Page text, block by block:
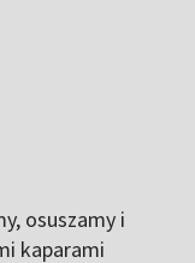
osuszamy i
kaparami